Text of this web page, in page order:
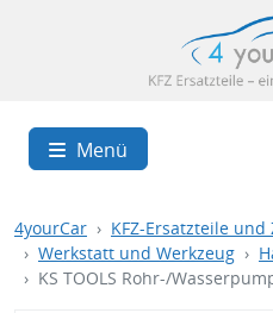
Menü
4yourCar
KFZ-Ersatzteile
Werkstatt und Werkzeug
KS TOOLS Rohr-/